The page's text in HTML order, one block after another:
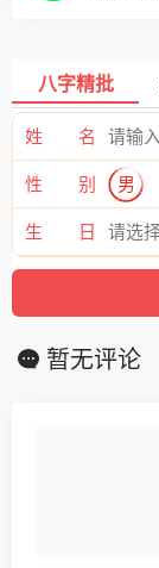
八字精批
姓 名
性 别 男
生 日
暂无评论